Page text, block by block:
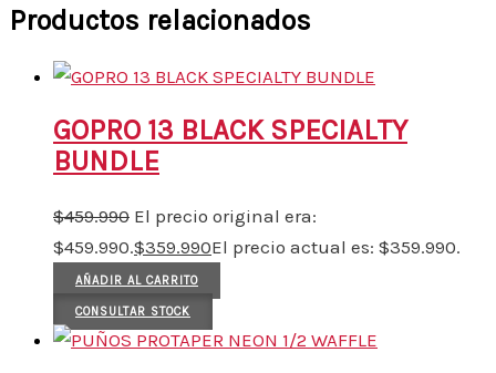
Productos relacionados
GOPRO 13 BLACK SPECIALTY
BUNDLE
$459.990 El precio original era:
$459.990.$359.990El precio actual es: $359.990.
AÑADIR AL CARRITO
CONSULTAR STOCK